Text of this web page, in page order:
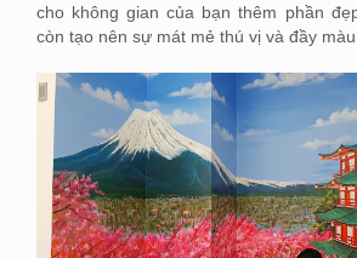
cho không gian của bạn thêm phần
còn tạo nên sự mát mẻ thú vị và đầy màu